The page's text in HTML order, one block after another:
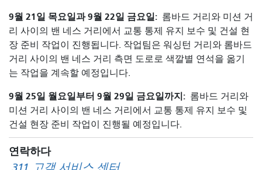
9월 21일 목요일과 9월 22일 금요일: 롬바드 거리와 미션 거
리 사이의 밴 네스 거리에서 교통 통제 유지 보수 및 건설 현
장 준비 작업이 진행됩니다. 작업팀은 워싱턴 거리와 롬바드
거리 사이의 밴 네스 거리 측면 도로로 색깔별 연석을 옮기
는 작업을 계속할 예정입니다.
9월 25일 월요일부터 9월 29일 금요일까지: 롬바드 거리와
미션 거리 사이의 밴 네스 거리에서 교통 통제 유지 보수 및
건설 현장 준비 작업이 진행될 예정입니다.
연락하다